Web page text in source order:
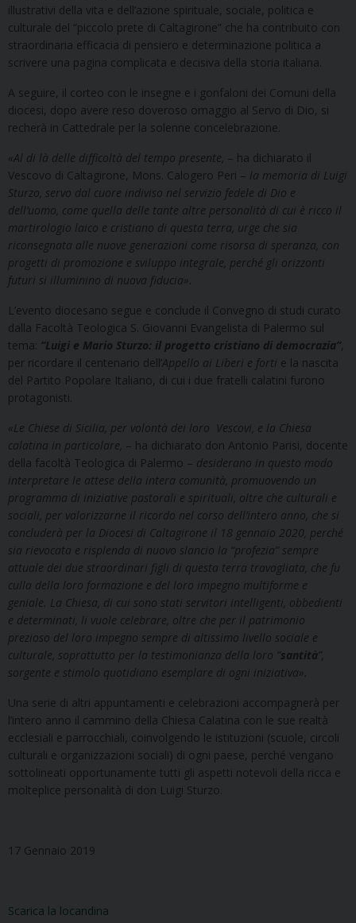
illustrativi della vita e dell’azione spirituale, sociale, politica e
culturale del “piccolo prete di Caltagirone” che ha contribuito con
straordinaria efficacia di pensiero e determinazione politica a
scrivere una pagina complicata e decisiva della storia italiana.
A seguire, il corteo con le insegne e i gonfaloni dei Comuni della
diocesi, dopo avere reso doveroso omaggio al Servo di Dio, si
recherà in Cattedrale per la solenne concelebrazione.
«Al di là delle difficoltà del tempo presente, – ha dichiarato il
Vescovo di Caltagirone, Mons. Calogero Peri – la memoria di Luigi
Sturzo, servo dal cuore indiviso nel servizio fedele di Dio e
dell’uomo, come quella delle tante altre personalità di cui è ricco il
martirologio laico e cristiano di questa terra, urge che sia
riconsegnata alle nuove generazioni come risorsa di speranza, con
progetti di promozione e sviluppo integrale, perché gli orizzonti
futuri si illuminino di nuova fiducia»
L’evento diocesano segue e conclude il Convegno di studi curato
dalla Facoltà Teologica S. Giovanni Evangelista di Palermo sul
tema: “Luigi e Mario Sturzo: il progetto cristiano di democrazia”,
per ricordare il centenario dell’Appello ai Liberi e forti e la nascita
del Partito Popolare Italiano, di cui i due fratelli calatini furono
protagonisti.
«Le Chiese di Sicilia, per volontà dei loro Vescovi, e la Chiesa
calatina in particolare, – ha dichiarato don Antonio Parisi, docente
della facoltà Teologica di Palermo – desiderano in questo modo
interpretare le attese della intera comunità, promuovendo un
programma di iniziative pastorali e spirituali, oltre che culturali e
sociali, per valorizzarne il ricordo nel corso dell’intero anno, che si
concluderà per la Diocesi di Caltagirone il 18 gennaio 2020, perché
sia rievocata e risplenda di nuovo slancio la “profezia” sempre
attuale dei due straordinari figli di questa terra travagliata, che fu
culla della loro formazione e del loro impegno multiforme e
geniale. La Chiesa, di cui sono stati servitori intelligenti, obbedienti
e determinati, li vuole celebrare, oltre che per il patrimonio
prezioso del loro impegno sempre di altissimo livello sociale e
culturale, soprattutto per la testimonianza della loro “ santità”,
sorgente e stimolo quotidiano esemplare di ogni iniziativa»
Una serie di altri appuntamenti e celebrazioni accompagnerà per
l’intero anno il cammino della Chiesa Calatina con le sue realtà
ecclesiali e parrocchiali, coinvolgendo le istituzioni (scuole, circoli
culturali e organizzazioni sociali) di ogni paese, perché vengano
sottolineati opportunamente tutti gli aspetti notevoli della ricca e
molteplice personalità di don Luigi Sturzo.
17 Gennaio 2019
Scarica la locandina